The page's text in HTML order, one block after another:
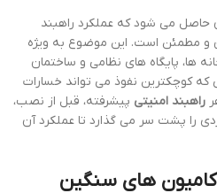
حاصل می شود که عملکرد راهبند
و مطمئن است. این موضوع به ویژه
ها، پایگاه های نظامی و ساختمان
که کوچکترین نفوذ می تواند خسارات
راهبند امنیتی پیشرفته، قبل از نصب،
را پشت سر می گذارد تا عملکرد آن
های سنگین